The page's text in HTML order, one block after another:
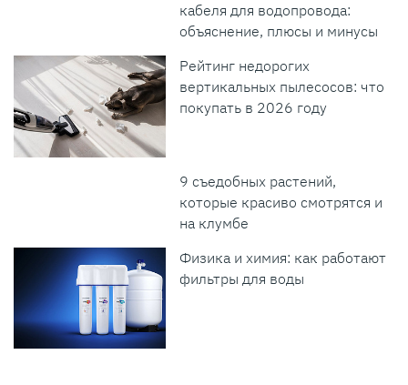
кабеля для водопровода:
объяснение, плюсы и минусы
Рейтинг недорогих
вертикальных пылесосов: что
покупать в 2026 году
9 съедобных растений,
которые красиво смотрятся и
на клумбе
Физика и химия: как работают
фильтры для воды